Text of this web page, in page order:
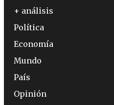
+ análisis
Política
Economía
Mundo
País
Opinión